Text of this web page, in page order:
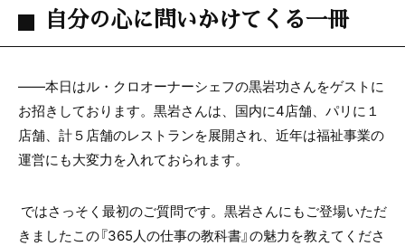
自分の心に問いかけてくる一冊
――本日はル・クロオーナーシェフの黒岩功さんをゲストに
お招きしております。黒岩さんは、国内に4店舗、パリに１
店舗、計５店舗のレストランを展開され、近年は福祉事業の
運営にも大変力を入れておられます。
ではさっそく最初のご質問です。黒岩さんにもご登場いただ
きましたこの『365人の仕事の教科書』の魅力を教えてくださ